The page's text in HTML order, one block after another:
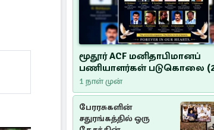
மூதூர் ACF மனிதாபிமானப்
பணியாளர்கள் படுகொலை
20 ஆண்டுகளாகியும் நீதி
மறுக்கப்பட்ட மனிதாபிமானப்
பேரவலம்
1 நாள் முன்
பேரரசுகளின்
சதுரங்கத்தில் ஒரு